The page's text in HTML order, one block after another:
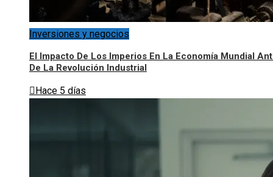
Inversiones y negocios
El Impacto De Los Imperios En La Economía Mundial
De La Revolución Industrial
Hace 5 días